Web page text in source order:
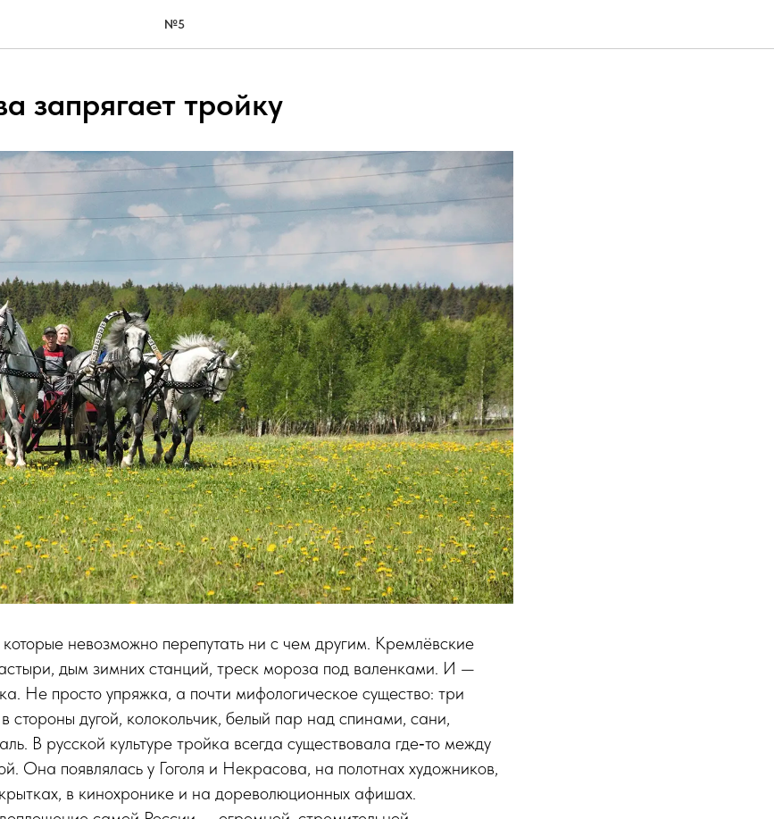
№5
запрягает тройку
невозможно перепутать ни с чем другим. Кремлёвские
дым зимних станций, треск мороза под валенками. И —
Не просто упряжка, а почти мифологическое существо: три
стороны дугой, колокольчик, белый пар над спинами, сани,
В русской культуре тройка всегда существовала где‑то между
Она появлялась у Гоголя и Некрасова, на полотнах художников,
в кинохронике и на дореволюционных афишах.